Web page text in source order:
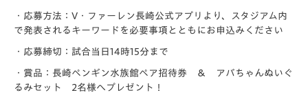
・応募方法：V・ファーレン長崎公式アプリより、スタジアム内
で発表されるキーワードを必要事項とともにお申込みください
・応募締切：試合当日14時15分まで
・賞品：長崎ペンギン水族館ペア招待券 ＆ アバちゃんぬいぐ
るみセット 2名様へプレゼント！